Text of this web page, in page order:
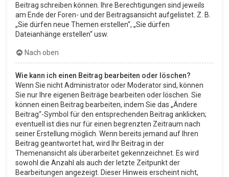
Beitrag schreiben können. Ihre Berechtigungen sind jeweils
am Ende der Foren- und der Beitragsansicht aufgelistet. Z. B.
„Sie dürfen neue Themen erstellen“, „Sie dürfen
Dateianhänge erstellen“ usw.
Nach oben
Wie kann ich einen Beitrag bearbeiten oder löschen?
Wenn Sie nicht Administrator oder Moderator sind, können
Sie nur Ihre eigenen Beiträge bearbeiten oder löschen. Sie
können einen Beitrag bearbeiten, indem Sie das „Ändere
Beitrag“-Symbol für den entsprechenden Beitrag anklicken;
eventuell ist dies nur für einen begrenzten Zeitraum nach
seiner Erstellung möglich. Wenn bereits jemand auf Ihren
Beitrag geantwortet hat, wird Ihr Beitrag in der
Themenansicht als überarbeitet gekennzeichnet. Es wird
sowohl die Anzahl als auch der letzte Zeitpunkt der
Bearbeitungen angezeigt. Dieser Hinweis erscheint nicht,